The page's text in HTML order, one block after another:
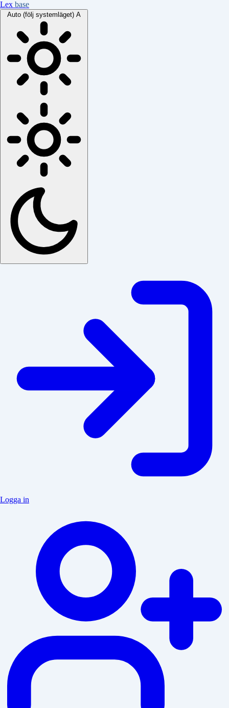
Lex base
Auto (följ systemläget) A
Logga in